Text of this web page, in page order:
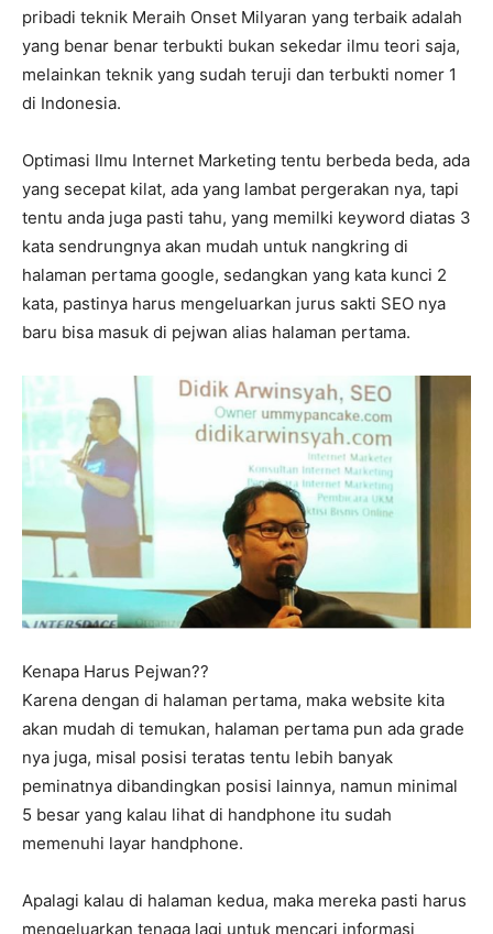
pribadi teknik Meraih Onset Milyaran yang terbaik adalah
yang benar benar terbukti bukan sekedar ilmu teori saja,
melainkan teknik yang sudah teruji dan terbukti nomer 1
di Indonesia.
Optimasi Ilmu Internet Marketing tentu berbeda beda, ada
yang secepat kilat, ada yang lambat pergerakan nya, tapi
tentu anda juga pasti tahu, yang memilki keyword diatas 3
kata sendrungnya akan mudah untuk nangkring di
halaman pertama google, sedangkan yang kata kunci 2
kata, pastinya harus mengeluarkan jurus sakti SEO nya
baru bisa masuk di pejwan alias halaman pertama.
Kenapa Harus Pejwan??
Karena dengan di halaman pertama, maka website kita
akan mudah di temukan, halaman pertama pun ada grade
nya juga, misal posisi teratas tentu lebih banyak
peminatnya dibandingkan posisi lainnya, namun minimal
5 besar yang kalau lihat di handphone itu sudah
memenuhi layar handphone.
Apalagi kalau di halaman kedua, maka mereka pasti harus
mengeluarkan tenaga lagi untuk mencari informasi